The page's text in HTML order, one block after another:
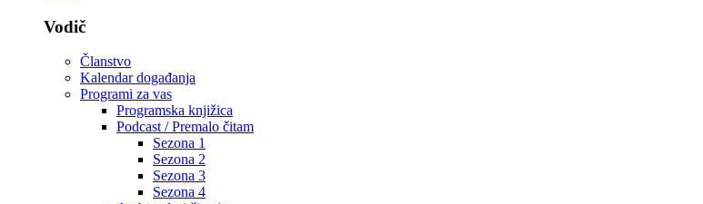
Vodič
Članstvo
Kalendar događanja
Programi za vas
Programska knjižica
Podcast / Premalo čitam
Sezona 1
Sezona 2
Sezona 3
Sezona 4